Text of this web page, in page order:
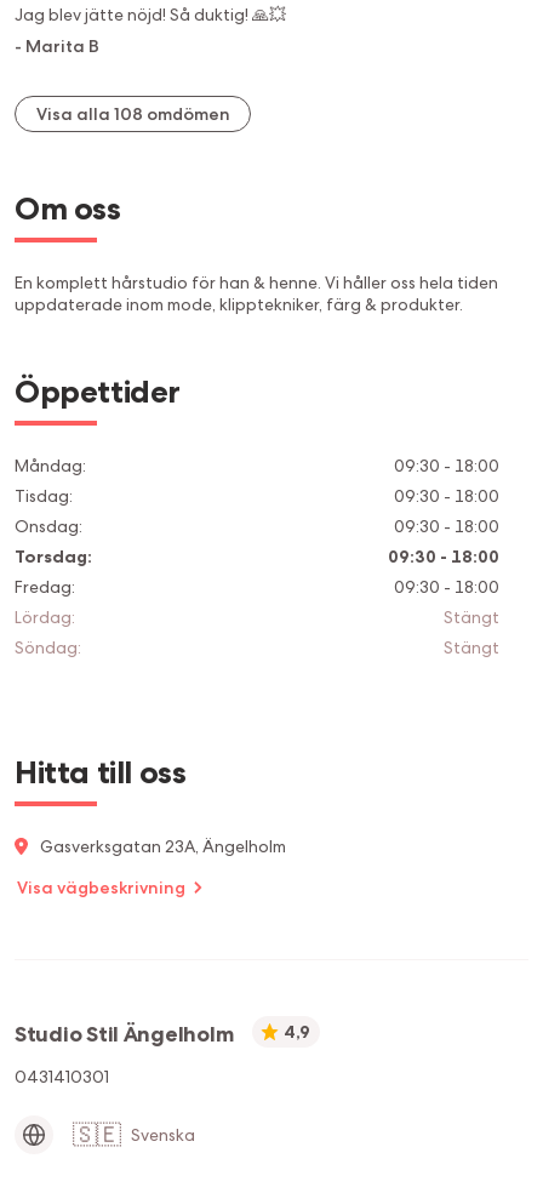
Jag blev jätte nöjd! Så duktig! 🙏💥
- Marita B
Visa alla 108 omdömen
Om oss
En komplett hårstudio för han & henne. Vi håller oss hela tiden
uppdaterade inom mode, klipptekniker, färg & produkter.
Öppettider
Måndag:
09:30 - 18:00
Tisdag:
09:30 - 18:00
Onsdag:
09:30 - 18:00
Torsdag:
09:30 - 18:00
Fredag:
09:30 - 18:00
Lördag:
Stängt
Söndag: Stängt
Hitta till oss
Gasverksgatan 23A, Ängelholm
Visa vägbeskrivning
Studio Stil Ängelholm 4,9
0431410301
🇸🇪 Svenska